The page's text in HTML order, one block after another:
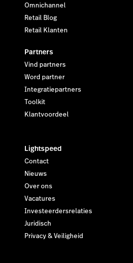
Omnichannel
Retail Blog
Retail Klanten
Partners
Vind partners
Word partner
Integratiepartners
Toolkit
Klantvoordeel
Lightspeed
Contact
Nieuws
Over ons
Vacatures
Investeerdersrelaties
Juridisch
Privacy & Veiligheid